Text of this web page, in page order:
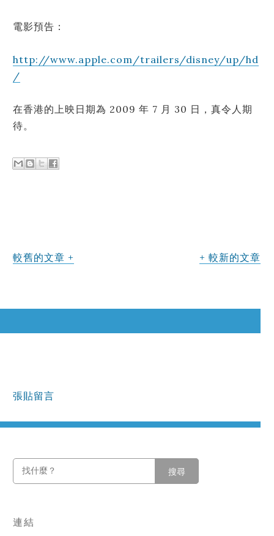
電影預告：
http://www.apple.com/trailers/disney/up/hd
/
在香港的上映日期為 2009 年 7 月 30 日，真令人期
待。
較舊的文章 較新的文章
張貼留言
搜尋
連結